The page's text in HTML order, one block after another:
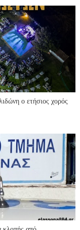
ο ετήσιος χορός